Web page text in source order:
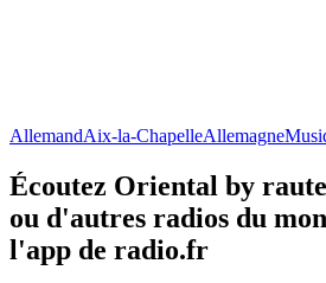
AllemandAix-la-ChapelleAllemagne
Écoutez Oriental by
ou d'autres radios du
l'app de radio.fr